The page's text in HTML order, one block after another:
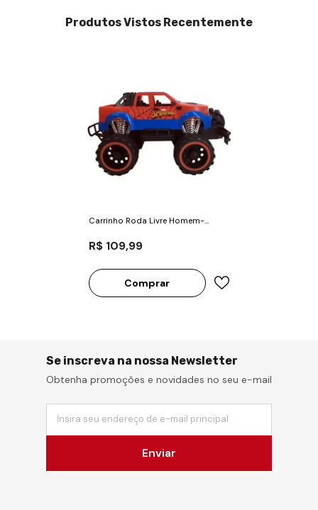
Produtos Vistos Recentemente
Carrinho Roda Livre Homem-
R$ 109,99
Comprar
Se inscreva na nossa Newsletter
Obtenha promoções e novidades no seu e-mail
Insira seu endereço de e-mail principal
Enviar